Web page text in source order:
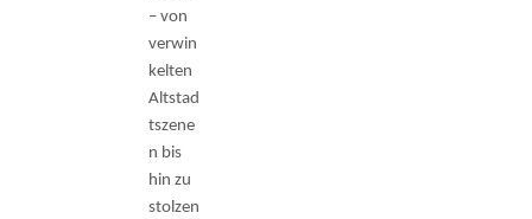
– von
verwin
kelten
Altstad
tszene
n bis
hin zu
stolzen